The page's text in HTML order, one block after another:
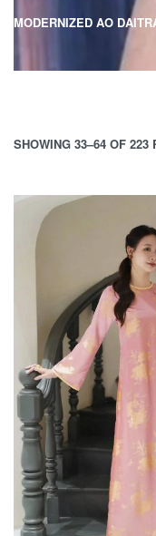
MODERNIZED AO DAI
SHOWING 33–64 OF 223